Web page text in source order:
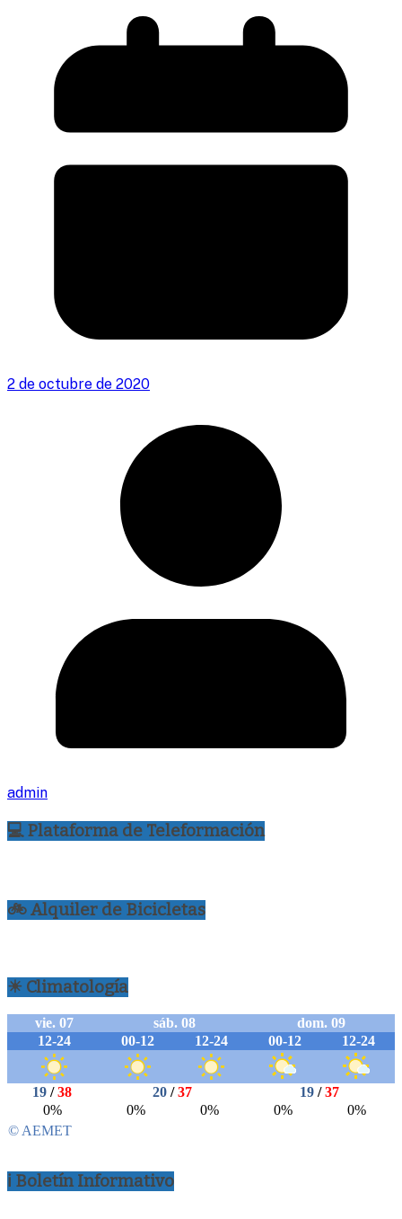
2 de octubre de 2020
admin
💻 Plataforma de Teleformación
🚲 Alquiler de Bicicletas
☀ Climatología
ℹ Boletín Informativo